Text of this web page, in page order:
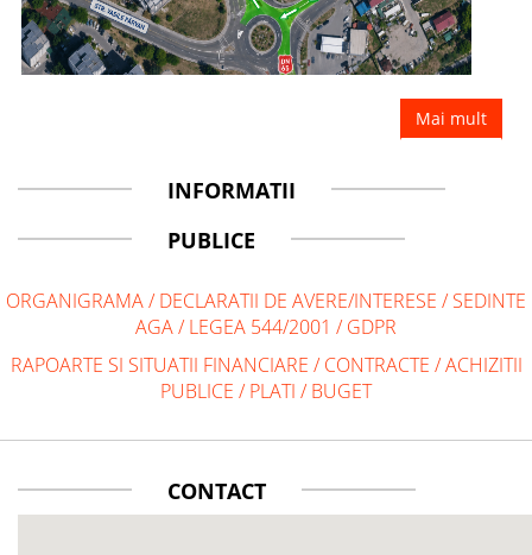
Mai mult
INFORMATII
PUBLICE
ORGANIGRAMA/DECLARATII DE AVERE/INTERESE /SEDINTE
AGA/LEGEA 544/2001 /GDPR
RAPOARTE SI SITUATII FINANCIARE /CONTRACTE /ACHIZITII
PUBLICE /PLATI /BUGET
CONTACT